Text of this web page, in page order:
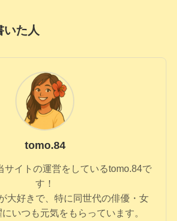
いた人
tomo.84
サイトの運営をしているtomo.84で
す！
大好きで、特に同世代の俳優・女
いつも元気をもらっています。